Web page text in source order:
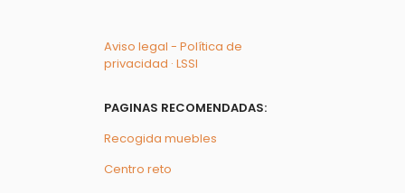
Aviso legal - Política de
privacidad · LSSI
PAGINAS RECOMENDADAS:
Recogida muebles
Centro reto